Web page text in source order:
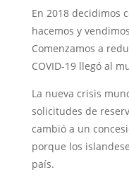
En 2018 decidimos
hacemos y
Comenzamos a
COVID-19 llegó al
La nueva crisis
solicitudes de
cambió a un
porque los
país.